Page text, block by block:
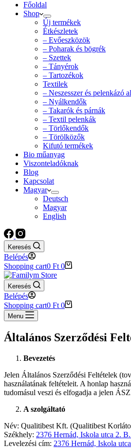
Főoldal
Shop
Új termékek
Étkészletek
– Evőeszközök
– Poharak és bögrék
– Szettek
– Tányérok
– Tartozékok
Textilek
– Neszesszer és pelenkázó
– Nyálkendők
– Takarók és párnák
– Textil pelenkák
– Törlőkendők
– Törölközők
Kifutó termékek
Bio műanyag
Viszonteladóknak
Blog
Kapcsolat
Magyar
Deutsch
Magyar
English
Keresés
Belépés
Shopping cart0 Ft 0
Keresés
Belépés
Shopping cart0 Ft 0
Menu
Általános Szerződési
Bevezetés
Jelen Általános Szerződési Feltételek
használatának feltételeit. A honlap
tudomásul veszi és elfogadja a jelen
A szolgáltató
Név: Qualitibest Kft. (Qualitibest
Székhely: 2376 Hernád, Iskola utca 2.
Levelezési cím: 2376 Hernád, Iskola